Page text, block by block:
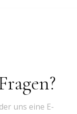
uns eine E-